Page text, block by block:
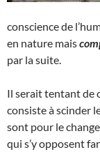
conscience de
en nature mais
par la suite.
Il serait tentant de
consiste à scinder
sont pour le
qui s’y opposent